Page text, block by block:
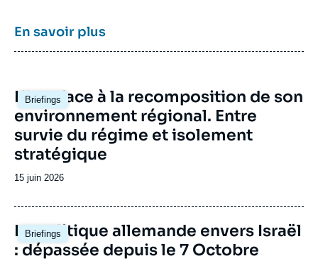
sub-saharienne…).
En savoir plus
Briefings
Image
principale
L’Iran face à la recomposition de son
environnement régional. Entre
survie du régime et isolement
stratégique
Date
publication
15 juin 2026
Briefings
Image
principale
La politique allemande envers Israël
: dépassée depuis le 7 Octobre